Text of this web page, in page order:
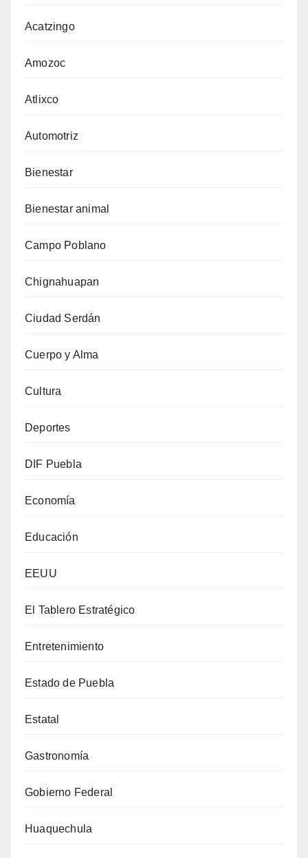
Acatzingo
Amozoc
Atlixco
Automotriz
Bienestar
Bienestar animal
Campo Poblano
Chignahuapan
Ciudad Serdán
Cuerpo y Alma
Cultura
Deportes
DIF Puebla
Economía
Educación
EEUU
El Tablero Estratégico
Entretenimiento
Estado de Puebla
Estatal
Gastronomía
Gobierno Federal
Huaquechula